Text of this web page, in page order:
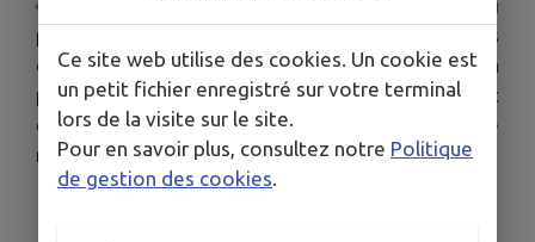
👀 Ces travaux bénéficient aux visiteurs qui
peuvent régulièrement profiter de nouvelles
expériences de visite, comme l’accès à la
plateforme supérieure, mais permettent
également d’entretenir ce patrimoine
remarquable pour notre territoire.
Ce site web utilise des cookies. Un cookie est
un petit fichier enregistré sur votre terminal
lors de la visite sur le site.
Pour en savoir plus, consultez notre Politique
de gestion des cookies.